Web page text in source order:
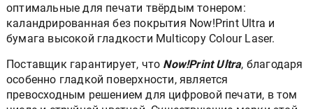
оптимальные для печати твёрдым тонером:
каландрированная без покрытия Now!Print Ultra и
бумага высокой гладкости Multicopy Colour Laser.
Поставщик гарантирует, что Now!Print Ultra, благодаря
особенно гладкой поверхности, является
превосходным решением для цифровой печати, в том